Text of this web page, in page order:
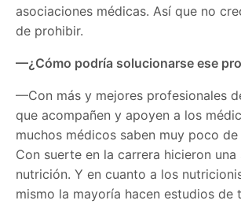
asociaciones médicas. Así que no
de prohibir.
—¿Cómo podría solucionarse ese
—Con más y mejores profesionales
que acompañen y apoyen a los
muchos médicos saben muy poco
Con suerte en la carrera hicieron
nutrición. Y en cuanto a los
mismo la mayoría hacen estudios de